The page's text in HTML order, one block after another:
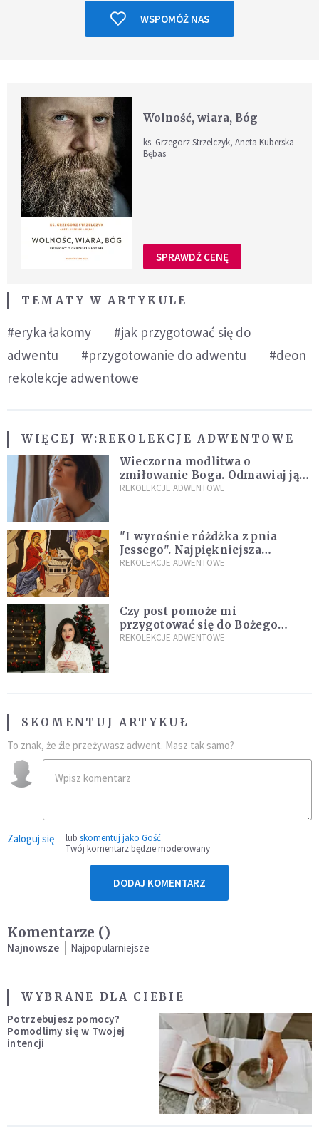
WSPOMÓŻ NAS
Wolność, wiara, Bóg
ks. Grzegorz Strzelczyk, Aneta Kuberska-
Bębas
SPRAWDŹ CENĘ
TEMATY W ARTYKULE
#eryka łakomy
#jak przygotować się do
adwentu
#przygotowanie do adwentu
#deon
rekolekcje adwentowe
WIĘCEJ W:REKOLEKCJE ADWENTOWE
Wieczorna modlitwa o
zmiłowanie Boga. Odmawiaj ją,
gdy jest ci w życiu źle
REKOLEKCJE ADWENTOWE
"I wyrośnie różdżka z pnia
Jessego". Najpiękniejsza
zapowiedź Mesjasza w Piśmie
REKOLEKCJE ADWENTOWE
Czy post pomoże mi
przygotować się do Bożego
Narodzenia? Jezuita: to zależy
REKOLEKCJE ADWENTOWE
SKOMENTUJ ARTYKUŁ
To znak, że źle przeżywasz adwent. Masz tak samo?
Zaloguj się lub skomentuj jako Gość
Twój komentarz będzie moderowany
DODAJ KOMENTARZ
Komentarze ()
Najnowsze Najpopularniejsze
WYBRANE DLA CIEBIE
Potrzebujesz pomocy?
Pomodlimy się w Twojej
intencji